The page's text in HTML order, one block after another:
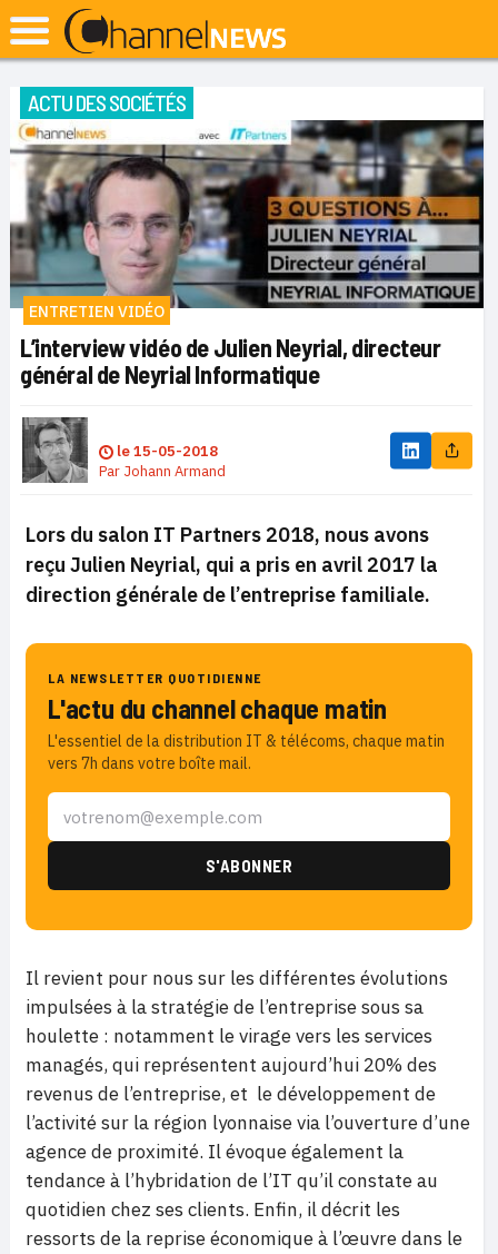
ACTU DES SOCIÉTÉS
ENTRETIEN VIDÉO
L’interview vidéo de Julien Neyrial, directeur
général de Neyrial Informatique
le15-05-2018
Par Johann Armand
Lors du salon IT Partners 2018, nous avons
reçu Julien Neyrial, qui a pris en avril 2017 la
direction générale de l’entreprise familiale.
LA NEWSLETTER QUOTIDIENNE
L'actu du channel chaque matin
L'essentiel de la distribution IT & télécoms, chaque matin
vers 7h dans votre boîte mail.
Il revient pour nous sur les différentes évolutions
impulsées à la stratégie de l’entreprise sous sa
houlette : notamment le virage vers les services
managés, qui représentent aujourd’hui 20% des
revenus de l’entreprise, et le développement de
l’activité sur la région lyonnaise via l’ouverture d’une
agence de proximité. Il évoque également la
tendance à l’hybridation de l’IT qu’il constate au
quotidien chez ses clients. Enfin, il décrit les
ressorts de la reprise économique à l’œuvre dans le